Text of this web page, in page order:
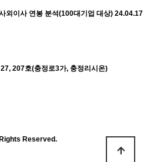
외이사 연봉 분석(100대기업 대상) 24.04.17
207호(충정로3가, 충정리시온)
Reserved.